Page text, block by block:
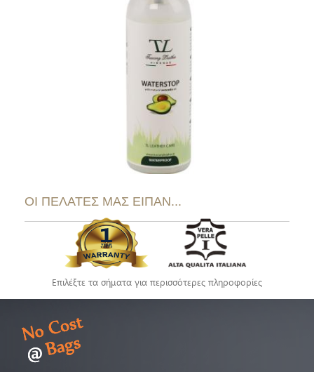
ΟΙ ΠΕΛΑΤΕΣ ΜΑΣ ΕΙΠΑΝ...
Επιλέξτε τα σήματα για περισσότερες πληροφορίες